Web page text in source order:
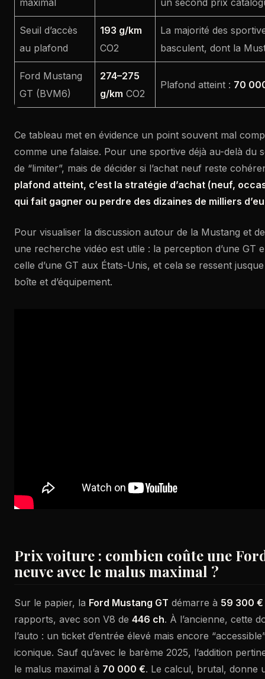
maximal un second prix
Seuil d’accès
au plafond
193 g/km
CO2
La majorité des
basculent, dont la
Ford Mustang
GT (BVM6)
274–275
g/km CO2
Plafond atteint : 70
Ce tableau met en évidence un point souvent mal
comme une falaise. Pour une sportive déjà au-delà du
de “limiter”, mais de décider si l’achat neuf reste
plafond atteint, c’est la stratégie d’achat (neuf,
qui fait gagner ou perdre des dizaines de milliers
Pour visualiser la discussion autour de la Mustang et
une recherche vidéo est utile : la perception d’une GT
celle d’une GT aux États-Unis, et cela se ressent
boîte et d’équipement.
Prix voiture : combien coûte une
neuve avec le malus maximal ?
Sur le papier, la Ford Mustang GT démarre à 59 300 €
rapports, avec son V8 de 446 ch. À l’ancienne, cette
l’auto : un ticket d’entrée élevé mais encore
iconique. Sauf qu’avec le barème 2025, l’addition
le malus maximal à 70 000 €. Le calcul, brutal, donne